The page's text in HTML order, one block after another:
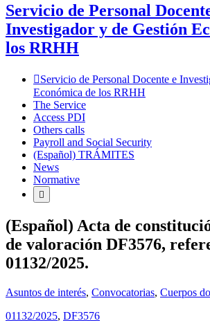
Servicio de Personal
Investigador y de Gestión
los RRHH
Servicio de Personal Docente e
Económica de los RRHH
The Service
Access PDI
Others calls
Payroll and Social Security
(Español) TRÁMITES
News
Normative
(Español) Acta de
de valoración DF3576,
01132/2025.
Asuntos de interés, Convocatorias, Cuerpos
01132/2025, DF3576